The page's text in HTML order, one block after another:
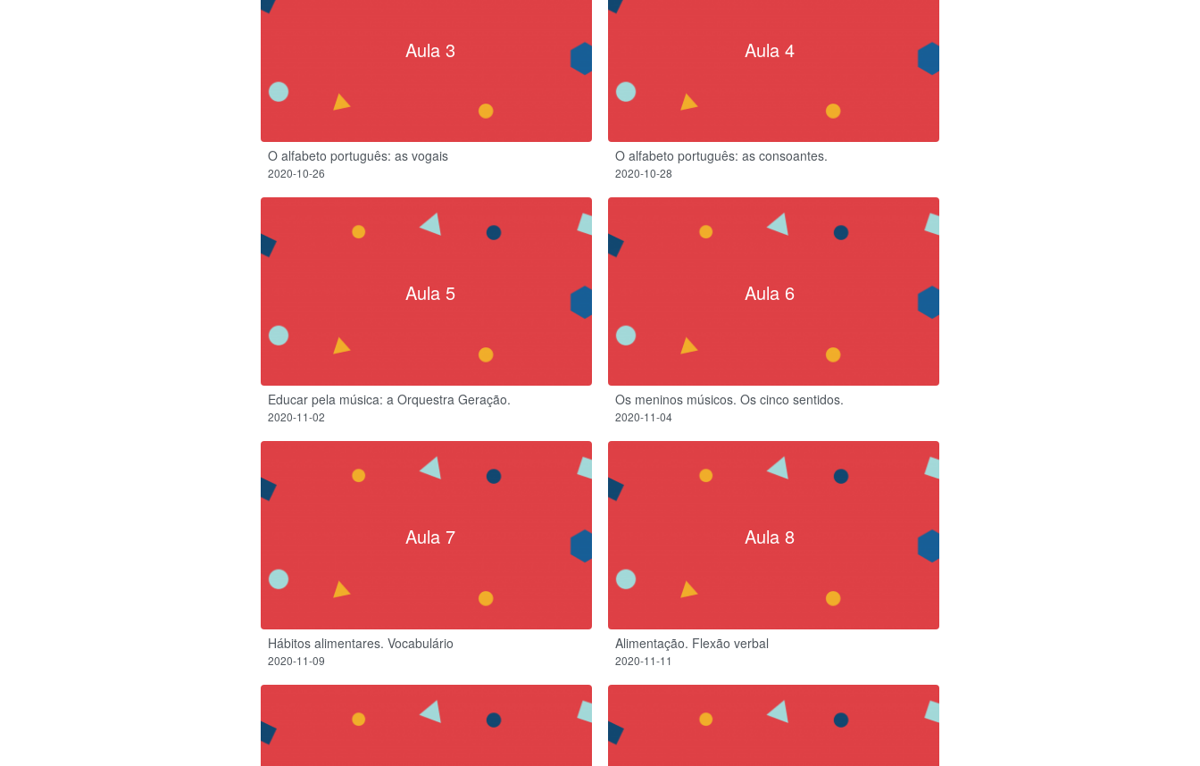
Aula 3
O alfabeto português: as vogais
2020-10-26
Aula 4
O alfabeto português: as consoantes.
2020-10-28
Aula 5
Educar pela música: a Orquestra Geração.
2020-11-02
Aula 6
Os meninos músicos.​ Os cinco sentidos.
2020-11-04
Aula 7
Hábitos alimentares. Vocabulário
2020-11-09
Aula 8
Alimentação. Flexão verbal
2020-11-11